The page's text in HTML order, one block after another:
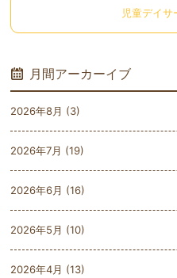
児童デイサ
月間アーカーイブ
2026年8月 (3)
2026年7月 (19)
2026年6月 (16)
2026年5月 (10)
2026年4月 (13)